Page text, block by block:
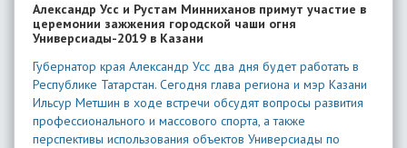
Александр Усс и Рустам Минниханов примут участие в
церемонии зажжения городской чаши огня
Универсиады-2019 в Казани
Губернатор края Александр Усс два дня будет работать в
Республике Татарстан. Сегодня глава региона и мэр Казани
Ильсур Метшин в ходе встречи обсудят вопросы развития
профессионального и массового спорта, а также
перспективы использования объектов Универсиады по